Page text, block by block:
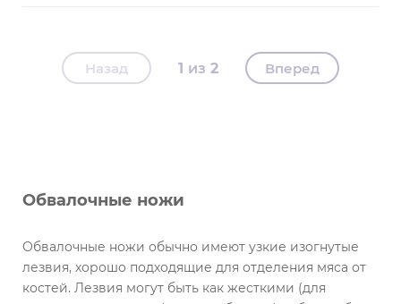
Назад 1 2 Вперед
Обвалочные ножи
Обвалочные ножи обычно имеют узкие изогнутые
лезвия, хорошо подходящие для отделения мяса от
костей. Лезвия могут быть как жесткими (для